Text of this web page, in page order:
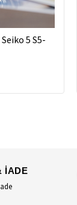
5 S5-
İADE